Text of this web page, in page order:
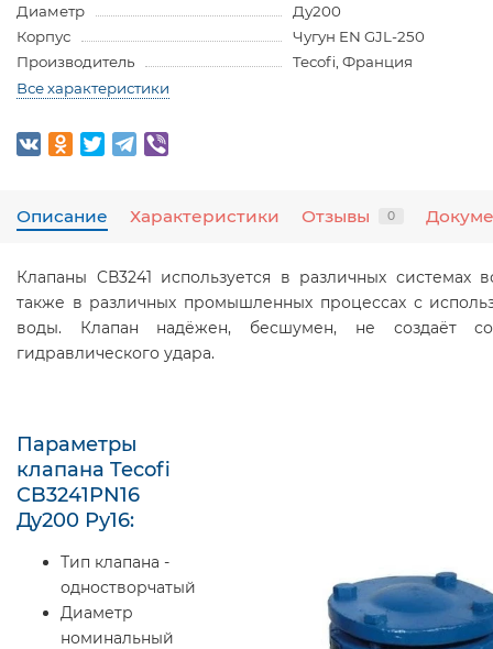
Диаметр
Ду200
Корпус
Чугун EN GJL-250
Производитель
Tecofi, Франция
Все характеристики
Описание Характеристики Отзывы 0
Клапаны CВ3241 используется в различных системах
также в различных промышленных процессах с
воды. Клапан надёжен, бесшумен, не создаёт
гидравлического удара.
Параметры
клапана Tecofi
CB3241PN16
Ду200 Ру16:
Тип клапана -
одностворчатый
Диаметр
номинальный